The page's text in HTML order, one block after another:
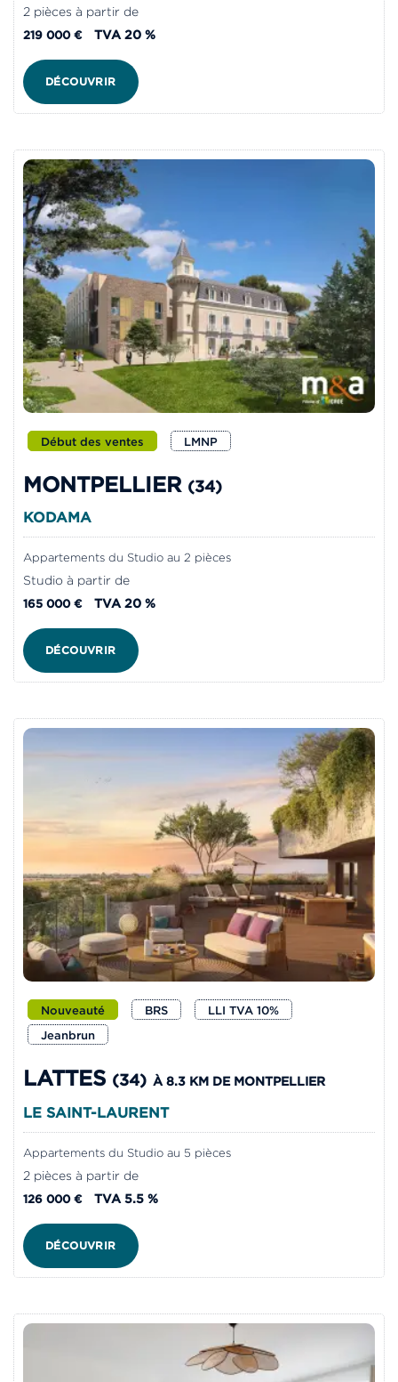
2 pièces à partir de
219 000 € TVA 20 %
DÉCOUVRIR
Début des ventes LMNP
MONTPELLIER (34)
KODAMA
Appartements du Studio au 2 pièces
Studio à partir de
165 000 € TVA 20 %
DÉCOUVRIR
Nouveauté BRS
LLI TVA 10%
Jeanbrun
LATTES (34) À 8.3 KM DE MONTPELLIER
LE SAINT-LAURENT
Appartements du Studio au 5 pièces
2 pièces à partir de
126 000 € TVA 5.5 %
DÉCOUVRIR